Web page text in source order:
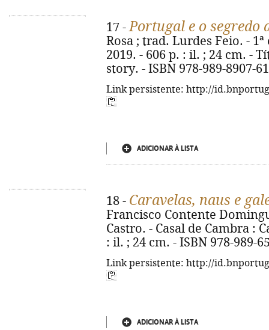
17 -Portugal e o segredo
Rosa ; trad. Lurdes Feio. -
2019. - 606 p. : il. ; 24 cm. -
story. - ISBN 978-989-8907-
Link persistente: http://
ADICIONAR À LISTA
18 - Caravelas, naus e
Francisco Contente
Castro. - Casal de Cambra :
: il. ; 24 cm. - ISBN 978-989-
Link persistente: http://
ADICIONAR À LISTA